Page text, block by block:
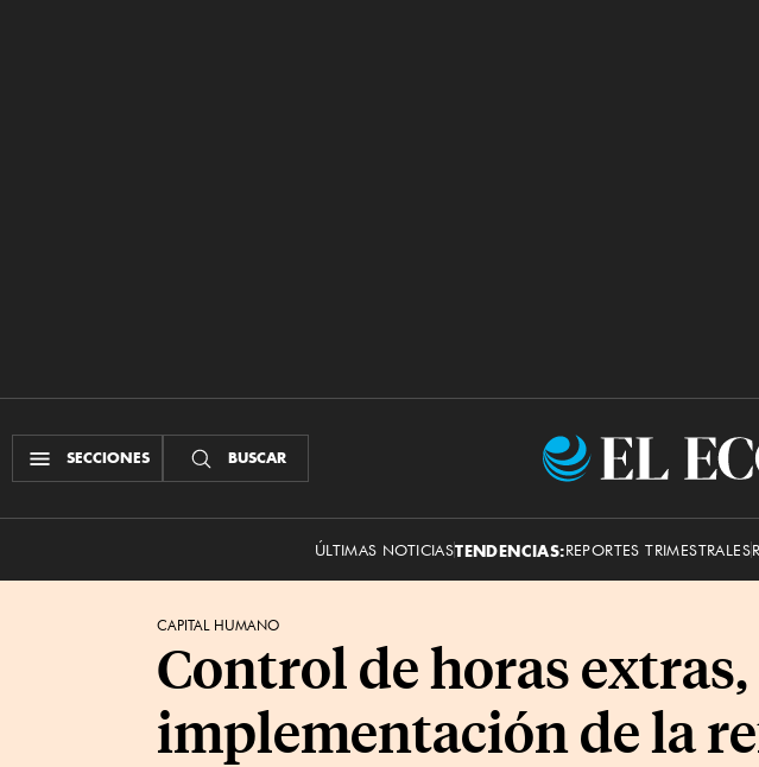
SECCIONES BUSCAR
ÚLTIMAS NOTICIASTENDENCIAS:REPORTES TRIMESTRALES
CAPITAL HUMANO
Control de horas
implementación de la